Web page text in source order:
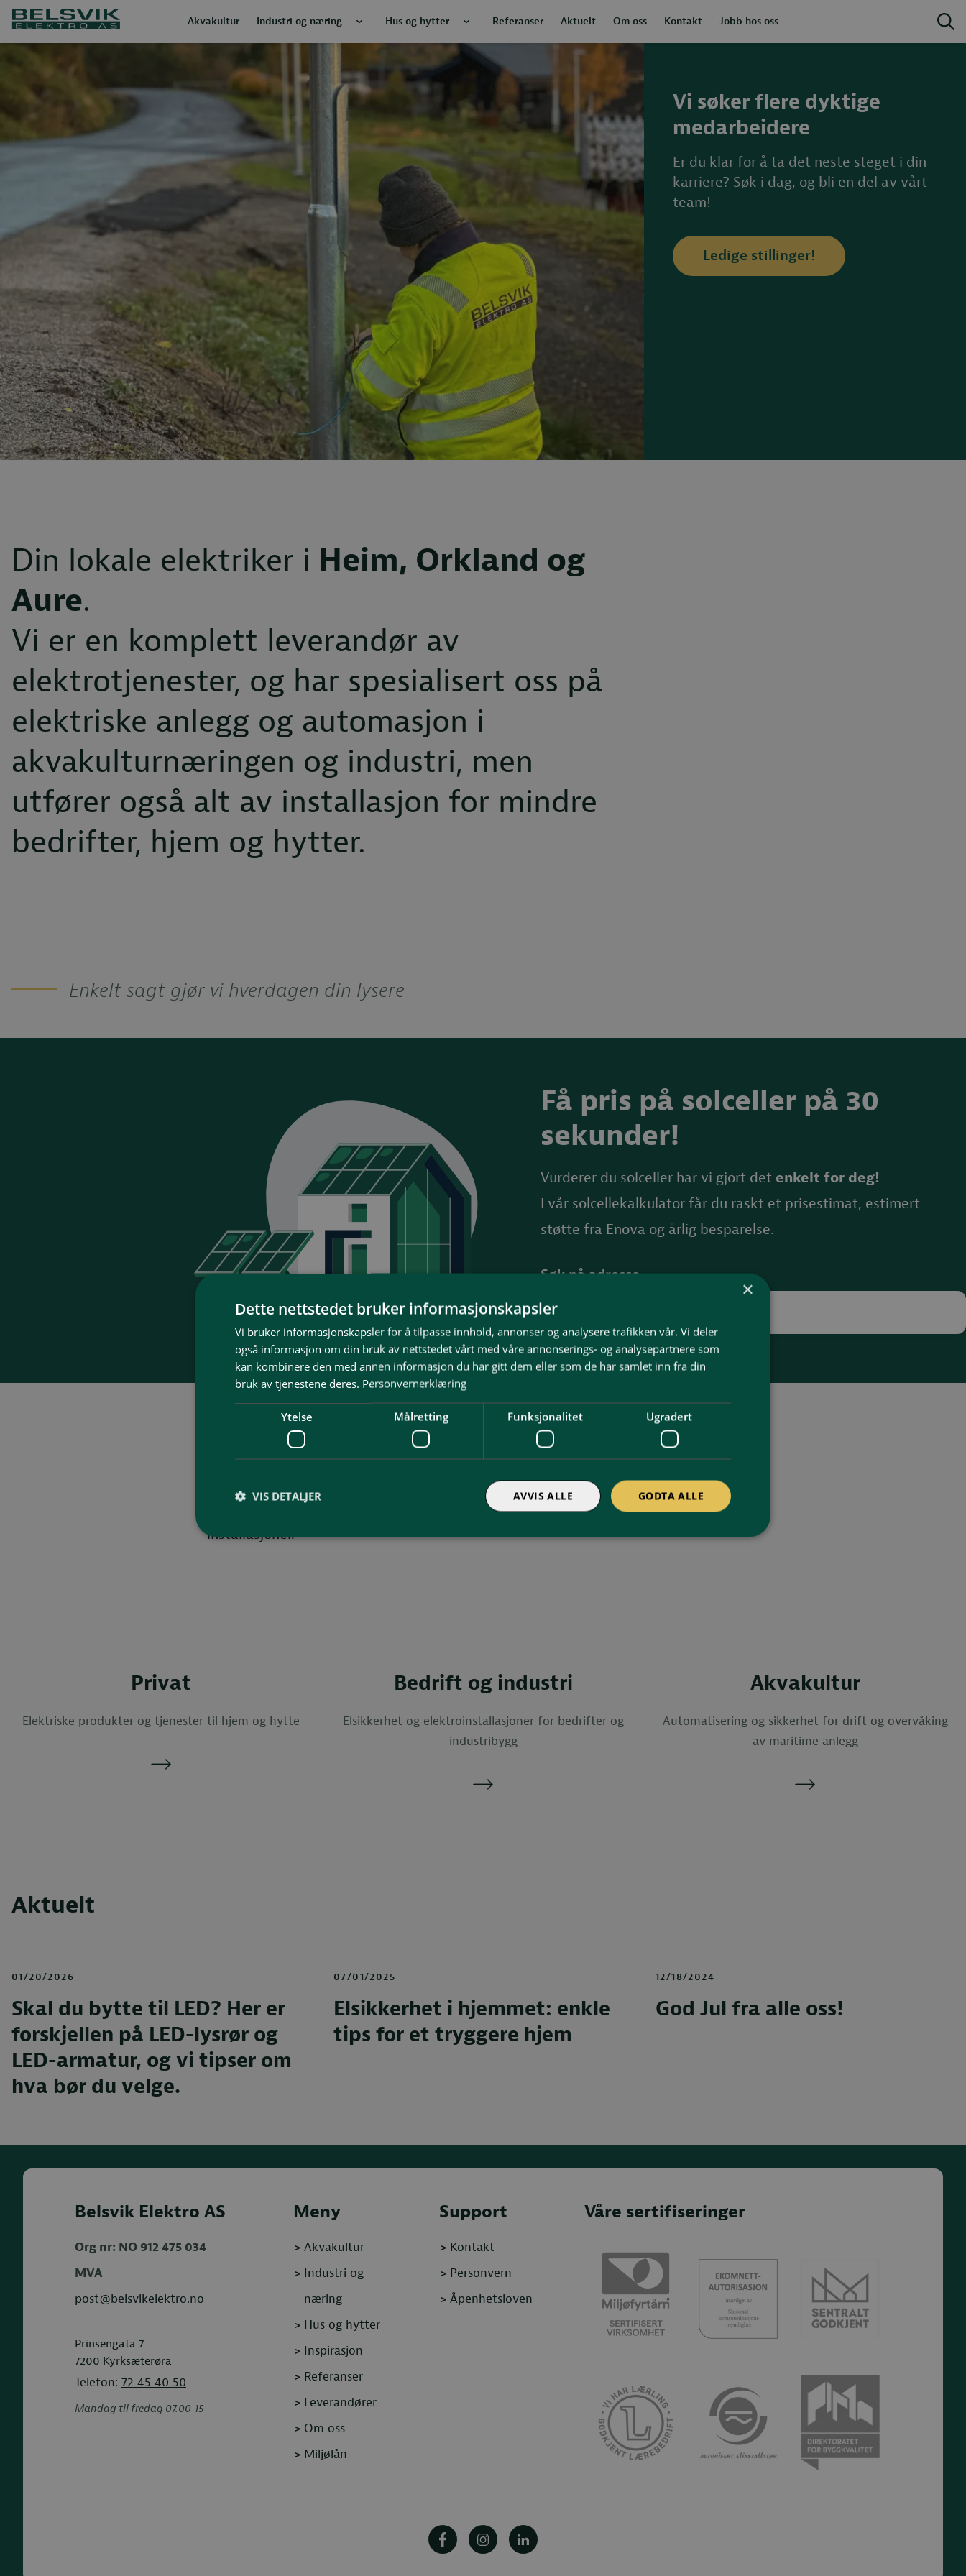
Akvakultur Industri og næring Hus og hytter Referanser Aktuelt Om oss Kontakt Jobb hos oss
Vi søker flere dyktige
medarbeidere
Er du klar for å ta det neste steget i din
karriere? Søk i dag, og bli en del av vårt
team!
Ledige stillinger!
Din lokale elektriker i Heim, Orkland og
Aure.
Vi er en komplett leverandør av
elektrotjenester, og har spesialisert oss på
elektriske anlegg og automasjon i
akvakulturnæringen og industri, men
utfører også alt av installasjon for mindre
bedrifter, hjem og hytter.
Enkelt sagt gjør vi hverdagen din lysere
Få pris på solceller på 30
sekunder!
Vurderer du solceller har vi gjort det enkelt for deg!
I vår solcellekalkulator får du raskt et prisestimat, estimert
støtte fra Enova og årlig besparelse.
Søk på adresse
Din lokale elektriker
Vi leverer elinstallasjoner for private, næring, industri -på vann og på land, og kjenner
alle krav og forskrifter knyttet til elektriske anlegg og alle typer elektriske
installasjoner.
Privat
Elektriske produkter og tjenester til hjem og hytte
Bedrift og industri
Elsikkerhet og elektroinstallasjoner for bedrifter og
industribygg
Akvakultur
Automatisering og sikkerhet for drift og overvåking
av maritime anlegg
Aktuelt
01/20/2026
Skal du bytte til LED? Her er
forskjellen på LED-lysrør og
LED-armatur, og vi tipser om
hva bør du velge.
07/01/2025
Elsikkerhet i hjemmet: enkle
tips for et tryggere hjem
12/18/2024
God Jul fra alle oss!
Belsvik Elektro AS
Org nr: NO 912 475 034
MVA
post@belsvikelektro.no
Prinsengata 7
7200 Kyrksæterøra
Telefon: 72 45 40 50
Mandag til fredag 07.00-15
Meny
> Akvakultur
> Industri og
næring
> Hus og hytter
> Inspirasjon
> Referanser
> Leverandører
> Om oss
> Miljølån
Support
> Kontakt
> Personvern
> Åpenhetsloven
Våre sertifiseringer
×
Dette nettstedet bruker informasjonskapsler
Vi bruker informasjonskapsler for å tilpasse innhold, annonser og analysere trafikken vår. Vi deler
også informasjon om din bruk av nettstedet vårt med våre annonserings- og analysepartnere som
kan kombinere den med annen informasjon du har gitt dem eller som de har samlet inn fra din
bruk av tjenestene deres. Personvernerklæring
Ytelse Målretting Funksjonalitet Ugradert
GODTA ALLE
AVVIS ALLE
VIS DETALJER